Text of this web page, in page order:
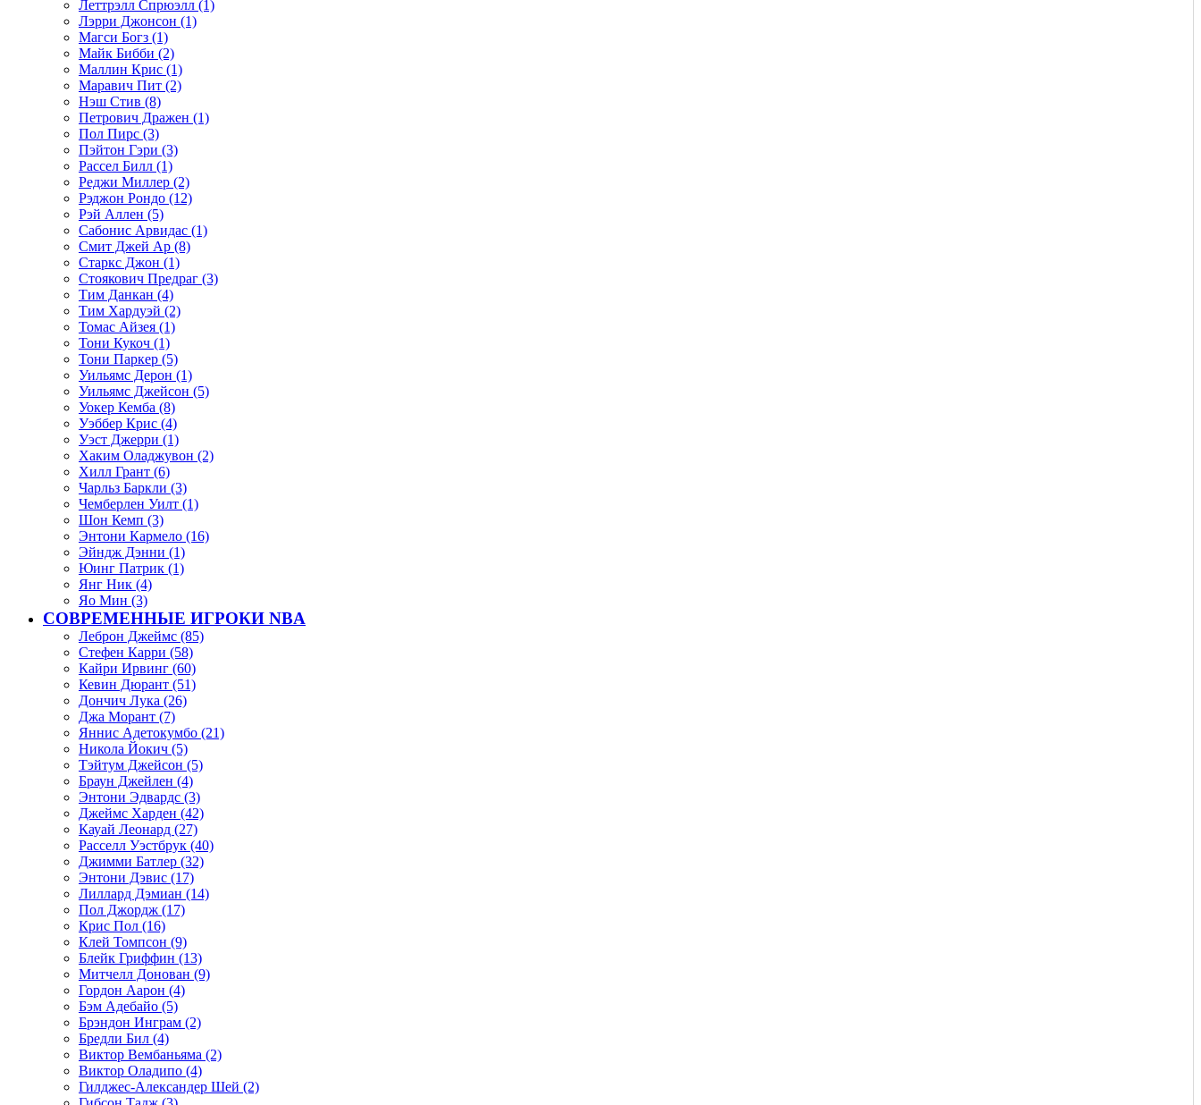
Леттрэлл Спрюэлл (1)
Лэрри Джонсон (1)
Магси Богз (1)
Майк Бибби (2)
Маллин Крис (1)
Маравич Пит (2)
Нэш Стив (8)
Петрович Дражен (1)
Пол Пирс (3)
Пэйтон Гэри (3)
Рассел Билл (1)
Реджи Миллер (2)
Рэджон Рондо (12)
Рэй Аллен (5)
Сабонис Арвидас (1)
Смит Джей Ар (8)
Старкс Джон (1)
Стоякович Предраг (3)
Тим Данкан (4)
Тим Хардуэй (2)
Томас Айзея (1)
Тони Кукоч (1)
Тони Паркер (5)
Уильямс Дерон (1)
Уильямс Джейсон (5)
Уокер Кемба (8)
Уэббер Крис (4)
Уэст Джерри (1)
Хаким Оладжувон (2)
Хилл Грант (6)
Чарльз Баркли (3)
Чемберлен Уилт (1)
Шон Кемп (3)
Энтони Кармело (16)
Эйндж Дэнни (1)
Юинг Патрик (1)
Янг Ник (4)
Яо Мин (3)
СОВРЕМЕННЫЕ ИГРОКИ NBA
Леброн Джеймс (85)
Стефен Карри (58)
Кайри Ирвинг (60)
Кевин Дюрант (51)
Дончич Лука (26)
Джа Морант (7)
Яннис Адетокумбо (21)
Никола Йокич (5)
Тэйтум Джейсон (5)
Браун Джейлен (4)
Энтони Эдвардс (3)
Джеймс Харден (42)
Кауай Леонард (27)
Расселл Уэстбрук (40)
Джимми Батлер (32)
Энтони Дэвис (17)
Лиллард Дэмиан (14)
Пол Джордж (17)
Крис Пол (16)
Клей Томпсон (9)
Блейк Гриффин (13)
Митчелл Донован (9)
Гордон Аарон (4)
Бэм Адебайо (5)
Брэндон Инграм (2)
Бредли Бил (4)
Виктор Вембаньяма (2)
Виктор Оладипо (4)
Гилджес-Александер Шей (2)